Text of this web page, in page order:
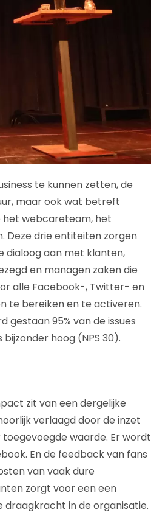
te kunnen zetten, de
maar ook wat betreft
het webcareteam, het
Deze drie entiteiten zorgen
dialoog aan met klanten,
en managen zaken die
alle Facebook-, Twitter- en
te bereiken en te activeren.
gestaan 95% van de issues
hoog (NPS 30).
zit van een dergelijke
verlaagd door de inzet
waarde. Er wordt
En de feedback van fans
van vaak dure
zorgt voor een een
in de organisatie.